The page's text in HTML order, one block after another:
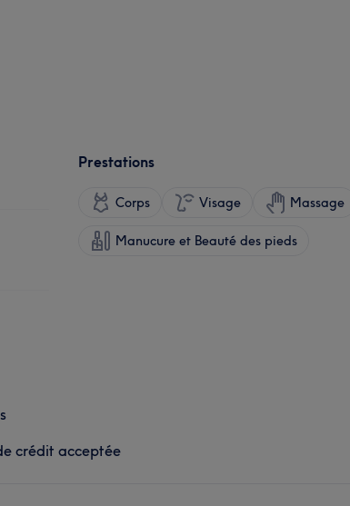
Prestations
Corps Visage Massage
Manucure et Beauté des pieds
crédit acceptée